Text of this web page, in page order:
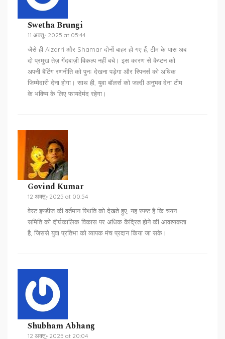
Swetha Brungi
11 अक्तू॰ 2025 at 05:44
जैसे ही Alzarri और Shamar दोनों बाहर हो गए हैं, टीम के पास अब
दो प्रमुख तेज़ गेंदबाज़ी विकल्प नहीं बचे। इस कारण से कैप्टन को
अपनी बैटिंग रणनीति को पुनः देखना पड़ेगा और स्पिनर्स को अधिक
जिम्मेदारी देना होगा। साथ ही, युवा बॉलर्स को जल्दी अनुभव देना टीम
के भविष्य के लिए फायदेमंद रहेगा।
Govind Kumar
12 अक्तू॰ 2025 at 00:54
वेस्ट इण्डीज की वर्तमान स्थिति को देखते हुए, यह स्पष्ट है कि चयन
समिति को दीर्घकालिक विकास पर अधिक केंद्रित होने की आवश्यकता
है, जिससे युवा प्रतिभा को व्यापक मंच प्रदान किया जा सके।
Shubham Abhang
12 अक्तू॰ 2025 at 20:04